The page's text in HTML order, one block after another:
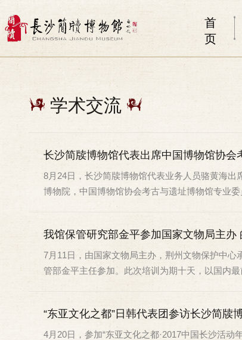
首
页
学术交流
长沙简牍博物馆代表出席中国博物馆协
8月24日，长沙简牍博物馆代表业务人员骆黄海
博物院，中国博物馆协会考古与遗址博物馆专业委
我馆保管研究部金平参加国家文物局主
7月11日，由国家文物局主办，荆州文物保护中心
管部金平主任参加。此次培训为期十天，以国内最
“东亚文化之都”日韩代表团参访长沙简牍
4月20日，参加“东亚文化之都·2017中国长沙活